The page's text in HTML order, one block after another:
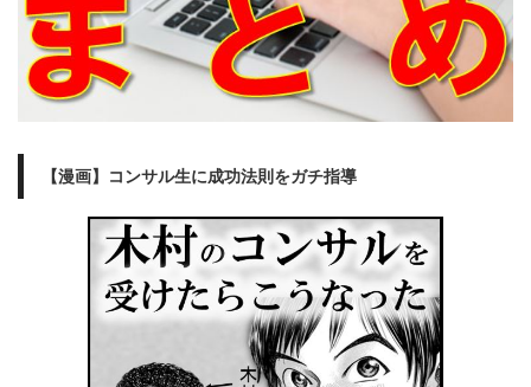
【漫画】コンサル生に成功法則をガチ指導